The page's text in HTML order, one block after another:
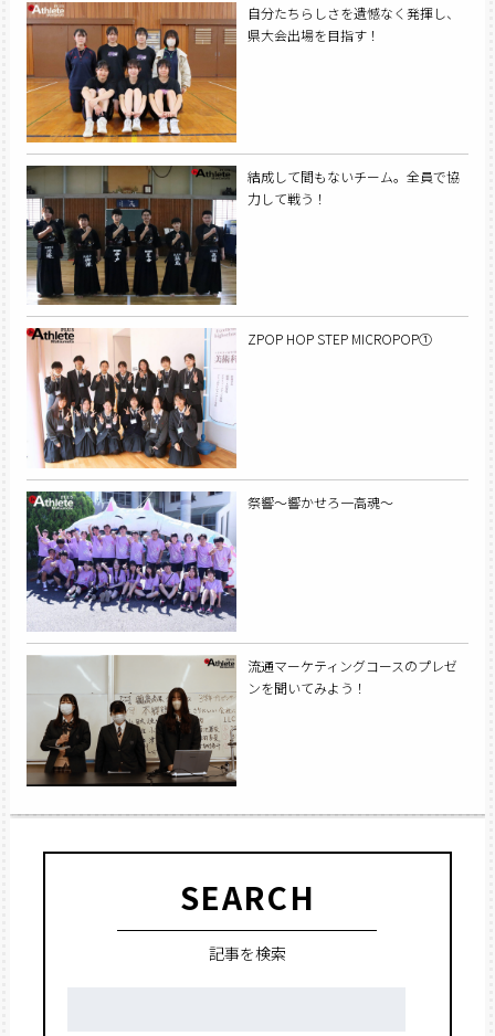
自分たちらしさを遺憾なく発揮し、
県大会出場を目指す！
結成して間もないチーム。全員で協
力して戦う！
ZPOP HOP STEP MICROPOP①
祭響〜響かせろ一高魂〜
流通マーケティングコースのプレゼ
ンを聞いてみよう！
SEARCH
記事を検索